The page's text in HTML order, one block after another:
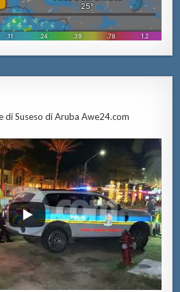
di Suseso di Aruba Awe24.com